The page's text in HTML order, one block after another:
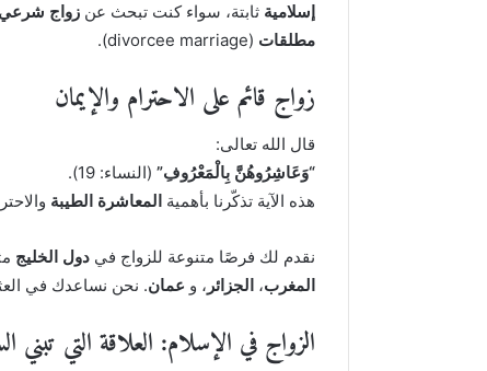
إسلامية ثابتة، سواء كنت تبحث عن زواج شرعي
مطلقات (divorcee marriage).
زواج قائم على الاحترام والإيمان
قال الله تعالى:
“وَعَاشِرُوهُنَّ بِالْمَعْرُوفِ” (النساء: 19).
هذه الآية تذكّرنا بأهمية المعاشرة الطيبة
نقدم لك فرصًا متنوعة للزواج في دول الخليج
المغرب، الجزائر ، و عمان. نحن نساعدك في
الزواج في الإسلام: العلاقة التي تبني